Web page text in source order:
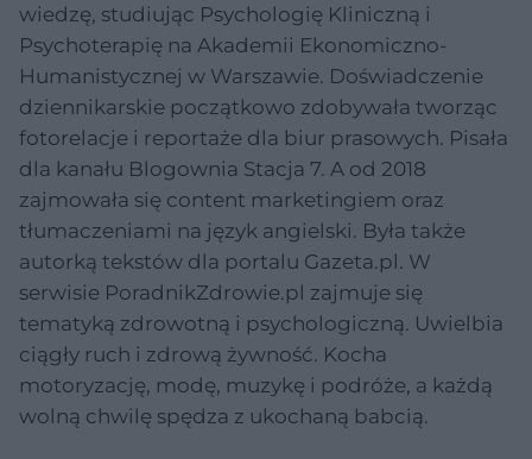
wiedzę, studiując Psychologię Kliniczną i
Psychoterapię na Akademii Ekonomiczno-
Humanistycznej w Warszawie. Doświadczenie
dziennikarskie początkowo zdobywała tworząc
fotorelacje i reportaże dla biur prasowych. Pisała
dla kanału Blogownia Stacja 7. A od 2018
zajmowała się content marketingiem oraz
tłumaczeniami na język angielski. Była także
autorką tekstów dla portalu Gazeta.pl. W
serwisie PoradnikZdrowie.pl zajmuje się
tematyką zdrowotną i psychologiczną. Uwielbia
ciągły ruch i zdrową żywność. Kocha
motoryzację, modę, muzykę i podróże, a każdą
wolną chwilę spędza z ukochaną babcią.